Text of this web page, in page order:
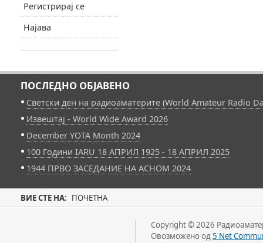
Регистрирај се
Најава
ПОСЛЕДНО ОБЈАВЕНО
Светски ден на радиоаматерите (World Amateur Radio
Извештај - World Wide Award 2026
December YOTA Month 2024
100 Години IARU 18 АПРИЛ 1925 - 18 АПРИЛ 2025
1944 ПРВО ЗАСЕДАНИЕ НА АСНОМ 2024
ВИЕ СТЕ НА: ПОЧЕТНА
Copyright © 2026
Овозможено од5 Net